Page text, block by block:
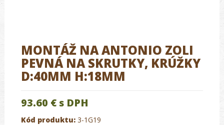
MONTÁŽ NA ANTONIO ZOLI
PEVNÁ NA SKRUTKY, KRÚŽKY
D:40MM H:18MM
93.60 € s DPH
Kód produktu: 3-1G19